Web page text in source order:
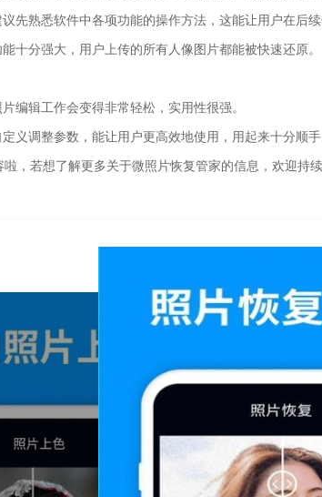
先熟悉软件中各项功能的操作方法，这能让用户在后续
十分强大，用户上传的所有人像图片都能被快速还原。
编辑工作会变得非常轻松，实用性很强。
义调整参数，能让用户更高效地使用，用起来十分顺手
，若想了解更多关于微照片恢复管家的信息，欢迎持